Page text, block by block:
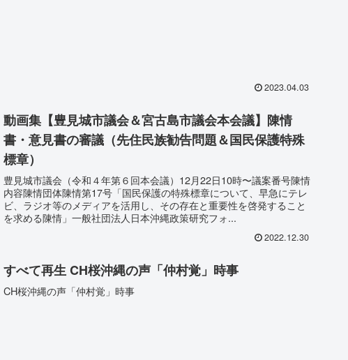
2023.04.03
動画集【豊見城市議会＆宮古島市議会本会議】陳情
書・意見書の審議（先住民族勧告問題＆国民保護特殊
標章）
豊見城市議会（令和４年第６回本会議）12月22日10時〜議案番号陳情
内容陳情団体陳情第17号「国民保護の特殊標章について、早急にテレ
ビ、ラジオ等のメディアを活用し、その存在と重要性を啓発すること
を求める陳情」一般社団法人日本沖縄政策研究フォ...
2022.12.30
すべて再生 CH桜沖縄の声「仲村覚」時事
CH桜沖縄の声「仲村覚」時事